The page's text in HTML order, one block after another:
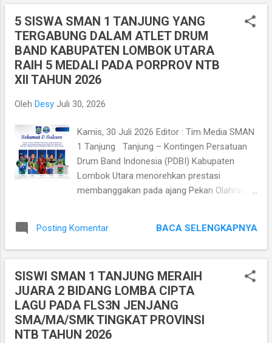
Lingkungan belajar yang bersih dan nyaman
dihara...
yaitu IMTAQ pagi Jumat. Kegiatan ini diikuti
oleh seluruh warga sekolah pada pukul 07.30
- 08.25 WITA. Pelaksanaan IMTAQ pada hari
Jumat, 31 Juli 2026 berjalan dengan khidmat
dan terbagi di beberapa lokasi sesuai dengan
beragama Islam, kegiatan dibagi menjadi dua
oleh petugas dari kelas XI.1, diawali dengan
pembacaan Surah Yasin bersama. Acara
kemudian dilanjutkan dengan arahan dari Ibu
Waka Kesiswaan (Dra. Mufrikhatul Walidaini)
serta sesi kultum dengan tema "Pentingnya
5 SISWA SMAN 1 TANJUNG YANG
TERGABUNG DALAM ATLET DRUM
BAND KABUPATEN LOMBOK UTARA
RAIH 5 MEDALI PADA PORPROV NTB
XII TAHUN 2026
Oleh Desy Juli 30, 2026
Kamis, 30 Juli 2026 Editor : Tim Media SMAN
1 Tanjung Tanjung – Kontingen Persatuan
Drum Band Indonesia (PDBI) Kabupaten
Lombok Utara menorehkan prestasi
membanggakan pada ajang Pekan Olahraga
medali, terdiri dari satu medali emas pada
bidang Lomba Ketepatan dan Ketahanan
pada bidang Lomba Unjuk Gelar (LUG) dan
Lomba Baris Jarak Pendek (LBJP) putra,
serta dua medali perunggu pada bidang
Lomba Ketepatan dan Ketahanan Baris
(LKBB) putri dan Lomba Baris Jarak Pendek
Posting Komentar BACA SELENGKAPNYA
SISWI SMAN 1 TANJUNG MERAIH
JUARA 2 BIDANG LOMBA CIPTA
LAGU PADA FLS3N JENJANG
SMA/MA/SMK TINGKAT PROVINSI
NTB TAHUN 2026